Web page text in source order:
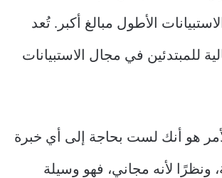
الأطول مبالغ أكبر. تُعد
للمبتدئين في مجال الاستبيانات
هو أنك لست بحاجة إلى أي خبرة
ونظرًا لأنه مجاني، فهو وسيلة